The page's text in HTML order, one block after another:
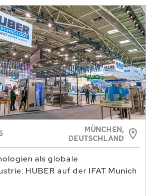
MÜNCHEN,
DEUTSCHLAND
als globale
HUBER auf der IFAT Munich